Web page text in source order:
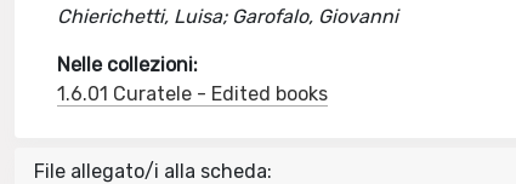
Chierichetti, Luisa; Garofalo, Giovanni
Nelle collezioni:
1.6.01 Curatele - Edited books
File allegato/i alla scheda: